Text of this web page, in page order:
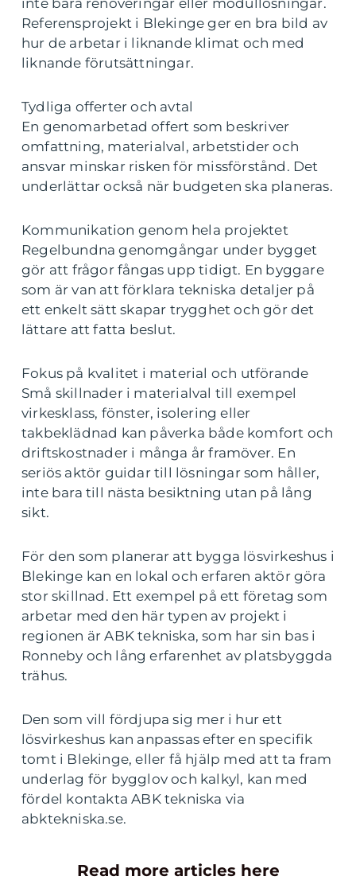
inte bara renoveringar eller modullösningar.
Referensprojekt i Blekinge ger en bra bild av
hur de arbetar i liknande klimat och med
liknande förutsättningar.
Tydliga offerter och avtal
En genomarbetad offert som beskriver
omfattning, materialval, arbetstider och
ansvar minskar risken för missförstånd. Det
underlättar också när budgeten ska planeras.
Kommunikation genom hela projektet
Regelbundna genomgångar under bygget
gör att frågor fångas upp tidigt. En byggare
som är van att förklara tekniska detaljer på
ett enkelt sätt skapar trygghet och gör det
lättare att fatta beslut.
Fokus på kvalitet i material och utförande
Små skillnader i materialval till exempel
virkesklass, fönster, isolering eller
takbeklädnad kan påverka både komfort och
driftskostnader i många år framöver. En
seriös aktör guidar till lösningar som håller,
inte bara till nästa besiktning utan på lång
sikt.
För den som planerar att bygga lösvirkeshus i
Blekinge kan en lokal och erfaren aktör göra
stor skillnad. Ett exempel på ett företag som
arbetar med den här typen av projekt i
regionen är ABK tekniska, som har sin bas i
Ronneby och lång erfarenhet av platsbyggda
trähus.
Den som vill fördjupa sig mer i hur ett
lösvirkeshus kan anpassas efter en specifik
tomt i Blekinge, eller få hjälp med att ta fram
underlag för bygglov och kalkyl, kan med
fördel kontakta ABK tekniska via
abktekniska.se.
Read more articles here